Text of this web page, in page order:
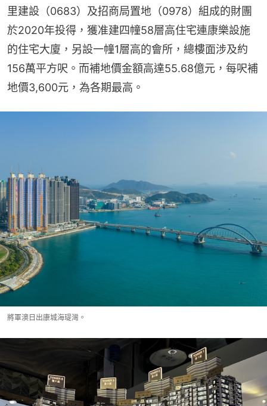
里建設（0683）及招商局置地（0978）組成的財團
於2020年投得，獲准建四幢58層高住宅連康樂設施
的住宅大廈，另設一幢1層高的會所，總樓面涉及約
156萬平方呎。而補地價金額高達55.68億元，每呎補
地價3,600元，為各期最高。
將軍澳日出康城海瑅灣。